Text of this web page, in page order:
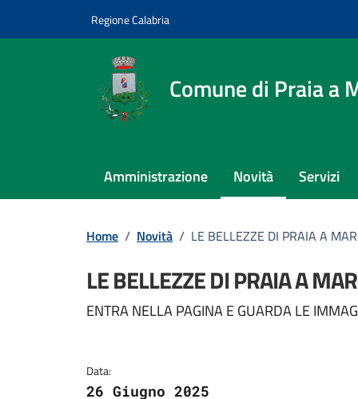
Regione Calabria
Comune di Praia a
Amministrazione Novità Servizi
Home / Novità / LE BELLEZZE DI PRAIA A
LE BELLEZZE DI PRAIA A
Dettagli della
ENTRA NELLA PAGINA E GUARDA LE
Data:
26 Giugno 2025